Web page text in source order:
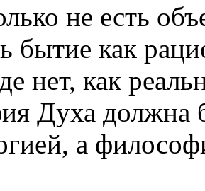
не есть
бытие как
нет, как
Духа должна
а